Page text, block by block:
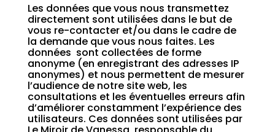
Les données que vous nous transmettez
directement sont utilisées dans le but de
vous re-contacter et/ou dans le cadre de
la demande que vous nous faites. Les
données sont collectées de forme
anonyme (en enregistrant des adresses IP
anonymes) et nous permettent de mesurer
l’audience de notre site web, les
consultations et les éventuelles erreurs afin
d’améliorer constamment l’expérience des
utilisateurs. Ces données sont utilisées par